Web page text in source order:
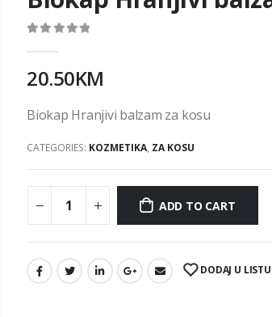
20.50KM
Biokap Hranjivi balzam za kosu
CATEGORIES: KOZMETIKA, ZA KOSU
ADD TO CART
DODAJ U